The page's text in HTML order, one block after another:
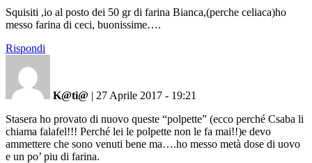
Squisiti ,io al posto dei 50 gr di farina Bianca,(perche celiaca)ho
messo farina di ceci, buonissime….
Rispondi
K@ti@ | 27 Aprile 2017 - 19:21
Stasera ho provato di nuovo queste “polpette” (ecco perché Csaba li
chiama falafel!!! Perché lei le polpette non le fa mai!!)e devo
ammettere che sono venuti bene ma….ho messo metà dose di uovo
e un po’ piu di farina.